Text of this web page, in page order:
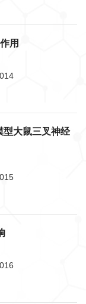
用
大鼠三叉神经